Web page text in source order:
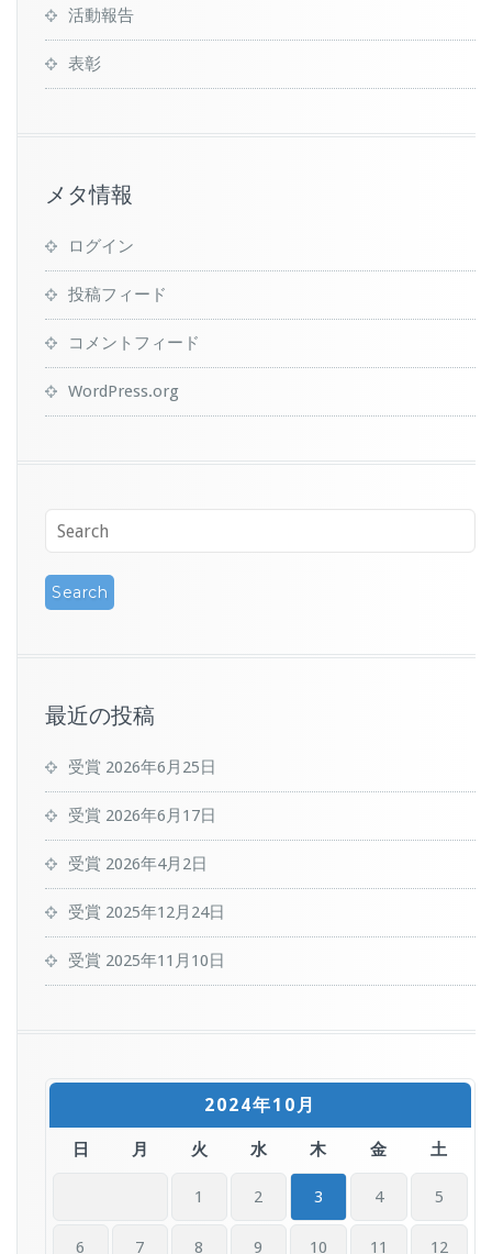
活動報告
表彰
メタ情報
ログイン
投稿フィード
コメントフィード
WordPress.org
最近の投稿
受賞 2026年6月25日
受賞 2026年6月17日
受賞 2026年4月2日
受賞 2025年12月24日
受賞 2025年11月10日
2024年10月
日 月 火 水 木 金 土
1 2 3 4 5
6 7 8 9 10 11 12